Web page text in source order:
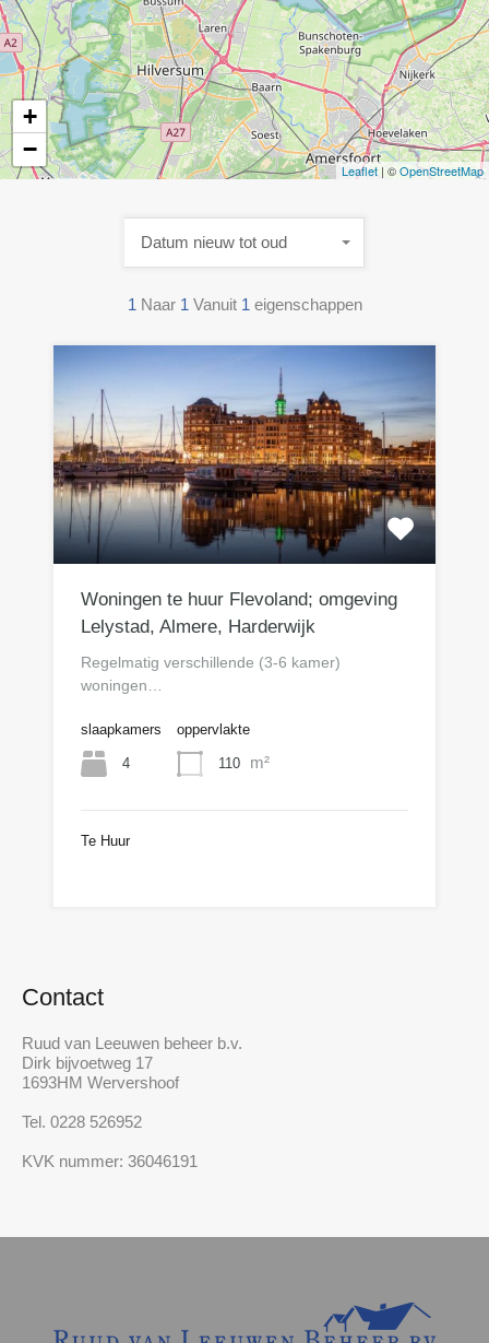
+
−
Leaflet | ©OpenStreetMap
1 Naar 1 Vanuit 1 eigenschappen
Datum nieuw tot oud
Woningen te huur Flevoland; omgeving
Lelystad, Almere, Harderwijk
Regelmatig verschillende (3-6 kamer)
woningen…
slaapkamers
4
oppervlakte
110 m²
Te Huur
Contact
Ruud van Leeuwen beheer b.v.
Dirk bijvoetweg 17
1693HM Wervershoof
Tel. 0228 526952
KVK nummer: 36046191